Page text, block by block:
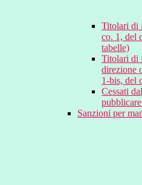
Titolari di
co. 1, del
tabelle)
Titolari di
direzione
1-bis, del
Cessati
Sanzioni per